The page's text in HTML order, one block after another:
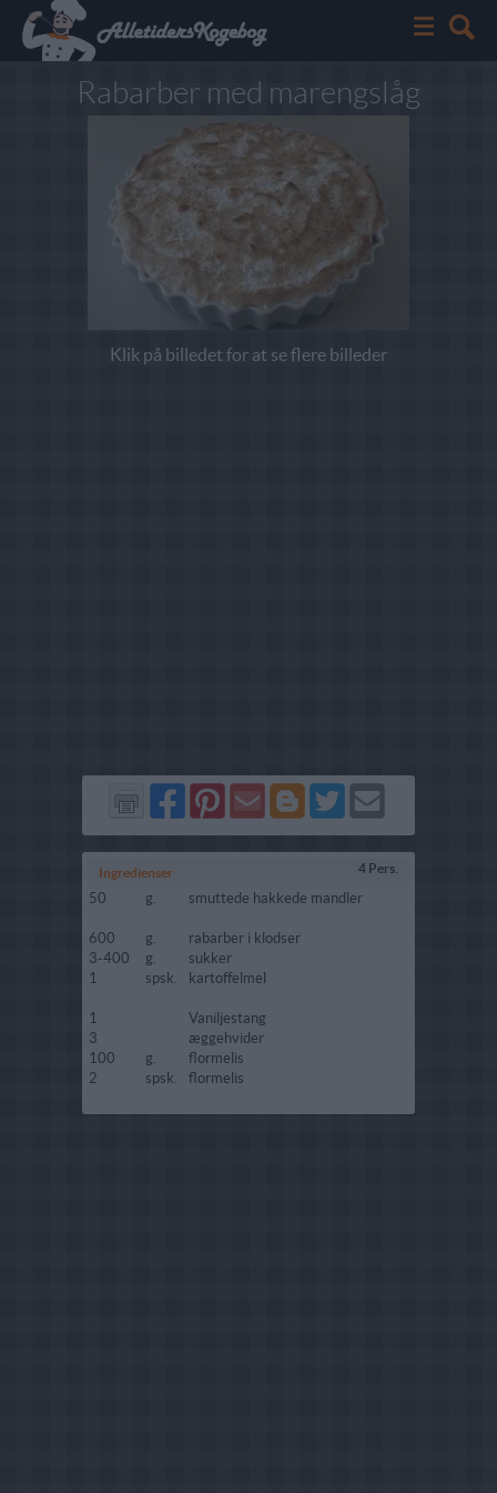
Rabarber med marengslåg
Klik på billedet for at se flere billeder
Del
på
Del
på
Send
via
Del
på
Del
på
Send
Ingredienser 4 Pers.
50 g. smuttede hakkede mandler
600 g.
rabarber i klodser
3-400
g.
sukker
1
spsk. kartoffelmel
1
Vaniljestang
3
æggehvider
100
g.
flormelis
2
spsk. flormelis